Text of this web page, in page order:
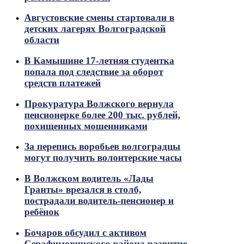
Августовские смены стартовали в
детских лагерях Волгоградской
области
В Камышине 17-летняя студентка
попала под следствие за оборот
средств платежей
Прокуратура Волжского вернула
пенсионерке более 200 тыс. рублей,
похищенных мошенниками
За перепись воробьев волгоградцы
могут получить волонтерские часы
В Волжском водитель «Лады
Гранты» врезался в столб,
пострадали водитель-пенсионер и
ребёнок
Бочаров обсудил с активом